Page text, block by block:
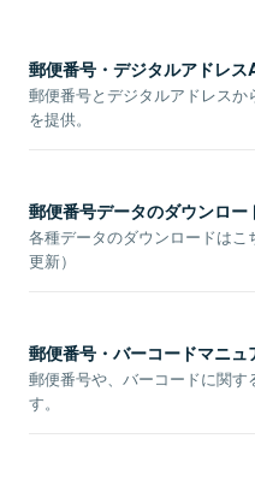
郵便番号・デジタルアドレス
郵便番号とデジタルアドレス
を提供。
郵便番号データのダウンロー
各種データのダウンロードはこ
更新）
郵便番号・バーコードマニュ
郵便番号や、バーコードに関す
す。